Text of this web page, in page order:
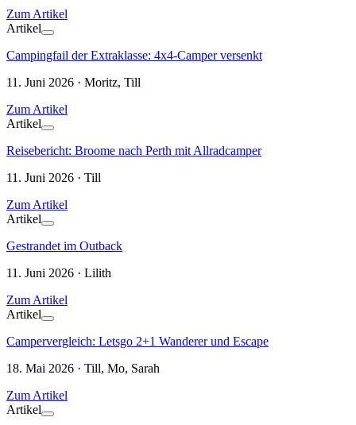
Zum Artikel
Artikel
Campingfail der Extraklasse: 4x4-Camper versenkt
11. Juni 2026 · Moritz, Till
Zum Artikel
Artikel
Reisebericht: Broome nach Perth mit Allradcamper
11. Juni 2026 · Till
Zum Artikel
Artikel
Gestrandet im Outback
11. Juni 2026 · Lilith
Zum Artikel
Artikel
Campervergleich: Letsgo 2+1 Wanderer und Escape
18. Mai 2026 · Till, Mo, Sarah
Zum Artikel
Artikel